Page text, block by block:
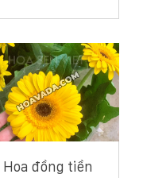
Hoa đồng tiền